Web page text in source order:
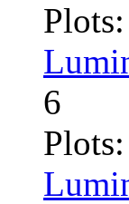
Plots:
6
Plots: